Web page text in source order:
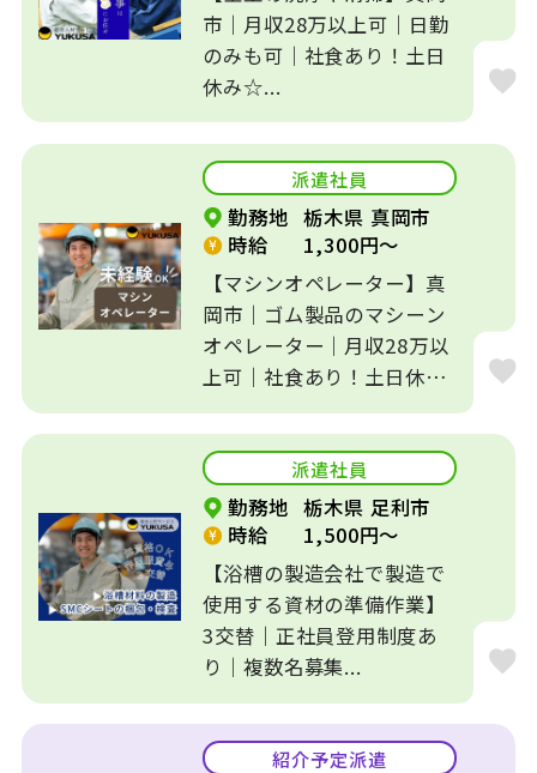
市｜月収28万以上可｜日勤
のみも可｜社食あり！土日
休み☆...
派遣社員
勤務地 栃木県 真岡市
時給
1,300円～
【マシンオペレーター】真
岡市｜ゴム製品のマシーン
オペレーター｜月収28万以
上可｜社食あり！土日休み
☆...
派遣社員
勤務地 栃木県 足利市
時給
1,500円～
【浴槽の製造会社で製造で
使用する資材の準備作業】
3交替｜正社員登用制度あ
り｜複数名募集...
紹介予定派遣